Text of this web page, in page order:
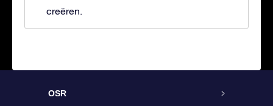
creëren.
OSR